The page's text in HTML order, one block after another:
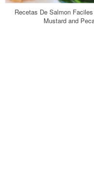
Recetas De Salmon
Mustard and